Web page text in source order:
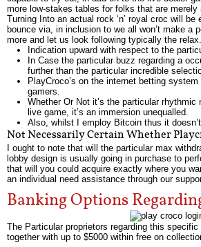
more low-stakes tables for folks that are merely
Turning Into an actual rock ‘n’ royal croc will
bounce via, in inclusion to we all won’t make a
more and let us look following typically the relax.
Indication upward with respect to the
In Case the particular buzz regarding a
further than the particular incredible
PlayCroco’s on the internet betting
gamers.
Whether Or Not it’s the particular
live game, it’s an immersion unequalled.
Also, whilst I employ Bitcoin thus it
Not Necessarily Certain Whether
I ought to note that will the particular max
lobby design is usually going in purchase to
that will you could acquire exactly where you
an individual need assistance through our
Banking Options
The Particular proprietors regarding this
together with up to $5000 within free on